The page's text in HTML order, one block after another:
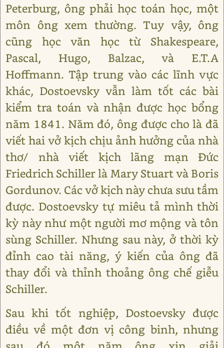
Peterburg, ông phải học toán học, một
môn ông xem thường. Tuy vậy, ông
cũng học văn học từ Shakespeare,
Pascal, Hugo, Balzac, và E.T.A
Hoffmann. Tập trung vào các lĩnh vực
khác, Dostoevsky vẫn làm tốt các bài
kiểm tra toán và nhận được học bổng
năm 1841. Năm đó, ông được cho là đã
viết hai vở kịch chịu ảnh hưởng của nhà
thơ/ nhà viết kịch lãng mạn Đức
Friedrich Schiller là Mary Stuart và Boris
Gordunov. Các vở kịch này chưa sưu tầm
được. Dostoevsky tự miêu tả mình thời
kỳ này như một người mơ mộng và tôn
sùng Schiller. Nhưng sau này, ở thời kỳ
đỉnh cao tài năng, ý kiến của ông đã
thay đổi và thỉnh thoảng ông chế giễu
Schiller.
Sau khi tốt nghiệp, Dostoevsky được
điều về một đơn vị công binh, nhưng